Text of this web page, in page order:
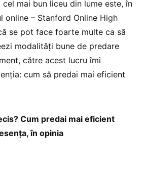
mai bun liceu din lume este, în
online – Stanford Online High
se pot face foarte multe ca să
modalități bune de predare
către acest lucru îmi
cum să predai mai eficient
Cum predai mai eficient
în opinia